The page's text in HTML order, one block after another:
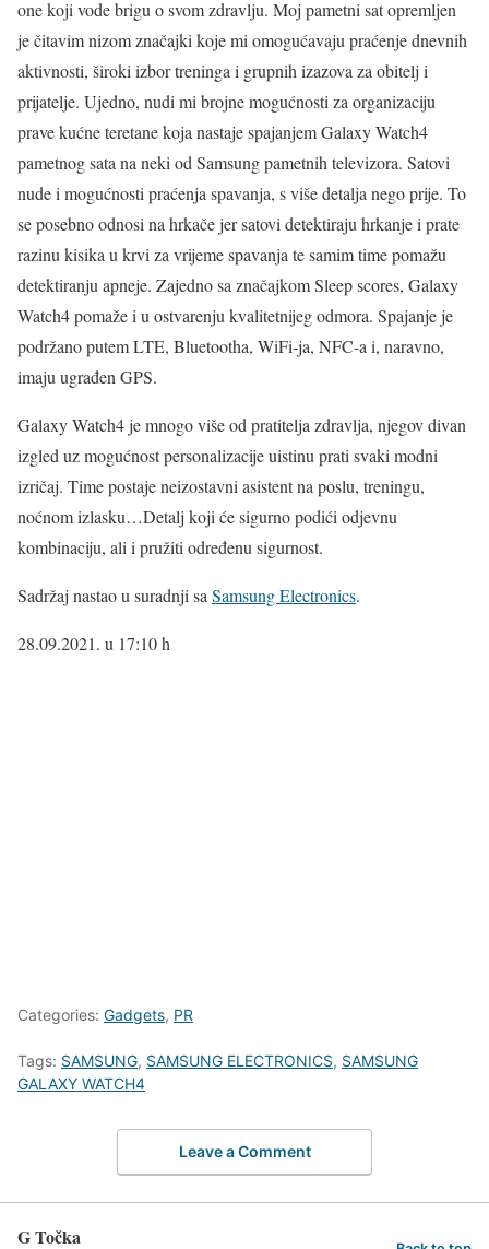
one koji vode brigu o svom zdravlju. Moj pametni sat opremljen
je čitavim nizom značajki koje mi omogućavaju praćenje dnevnih
aktivnosti, široki izbor treninga i grupnih izazova za obitelj i
prijatelje. Ujedno, nudi mi brojne mogućnosti za organizaciju
prave kućne teretane koja nastaje spajanjem Galaxy Watch4
pametnog sata na neki od Samsung pametnih televizora. Satovi
nude i mogućnosti praćenja spavanja, s više detalja nego prije. To
se posebno odnosi na hrkače jer satovi detektiraju hrkanje i prate
razinu kisika u krvi za vrijeme spavanja te samim time pomažu
detektiranju apneje. Zajedno sa značajkom Sleep scores, Galaxy
Watch4 pomaže i u ostvarenju kvalitetnijeg odmora. Spajanje je
podržano putem LTE, Bluetootha, WiFi-ja, NFC-a i, naravno,
imaju ugrađen GPS.
Galaxy Watch4 je mnogo više od pratitelja zdravlja, njegov divan
izgled uz mogućnost personalizacije uistinu prati svaki modni
izričaj. Time postaje neizostavni asistent na poslu, treningu,
noćnom izlasku…Detalj koji će sigurno podići odjevnu
kombinaciju, ali i pružiti određenu sigurnost.
Sadržaj nastao u suradnji saSamsung Electronics.
28.09.2021. u 17:10 h
Categories: Gadgets, PR
Tags: SAMSUNG, SAMSUNG ELECTRONICS, SAMSUNG
GALAXY WATCH4
Leave a Comment
G Točka